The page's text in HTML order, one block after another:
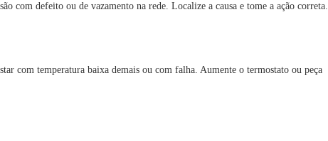
com defeito ou de vazamento na rede. Localize a causa e tome a ação correta.
com temperatura baixa demais ou com falha. Aumente o termostato ou peça